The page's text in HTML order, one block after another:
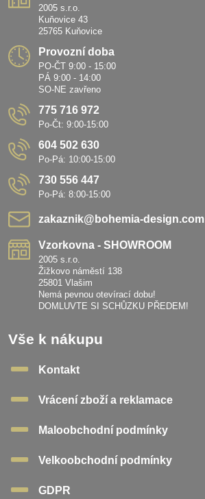
2005 s.r.o.
Kuňovice 43
25765 Kuňovice
Provozní doba
PO-ČT 9:00 - 15:00
PÁ 9:00 - 14:00
SO-NE zavřeno
775 716 972
Po-Čt: 9:00-15:00
604 502 630
Po-Pá: 10:00-15:00
730 556 447
Po-Pá: 8:00-15:00
zakaznik​@bohemia-design​.com
Vzorkovna - SHOWROOM
2005 s.r.o.
Žižkovo náměstí 138
25801 Vlašim
Nemá pevnou otevírací dobu!
DOMLUVTE SI SCHŮZKU PŘEDEM!
Vše k nákupu
Kontakt
Vrácení zboží a reklamace
Maloobchodní podmínky
Velkoobchodní podmínky
GDPR